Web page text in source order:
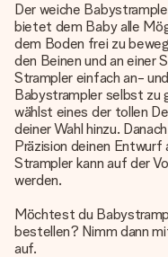
Der weiche
bietet dem Baby alle
dem Boden frei zu
den Beinen und an einer
Strampler einfach an-
Babystrampler selbst zu
wählst eines der tollen
deiner Wahl hinzu.
Präzision deinen
Strampler kann auf der
werden.
Möchtest du
bestellen? Nimm dann
auf.